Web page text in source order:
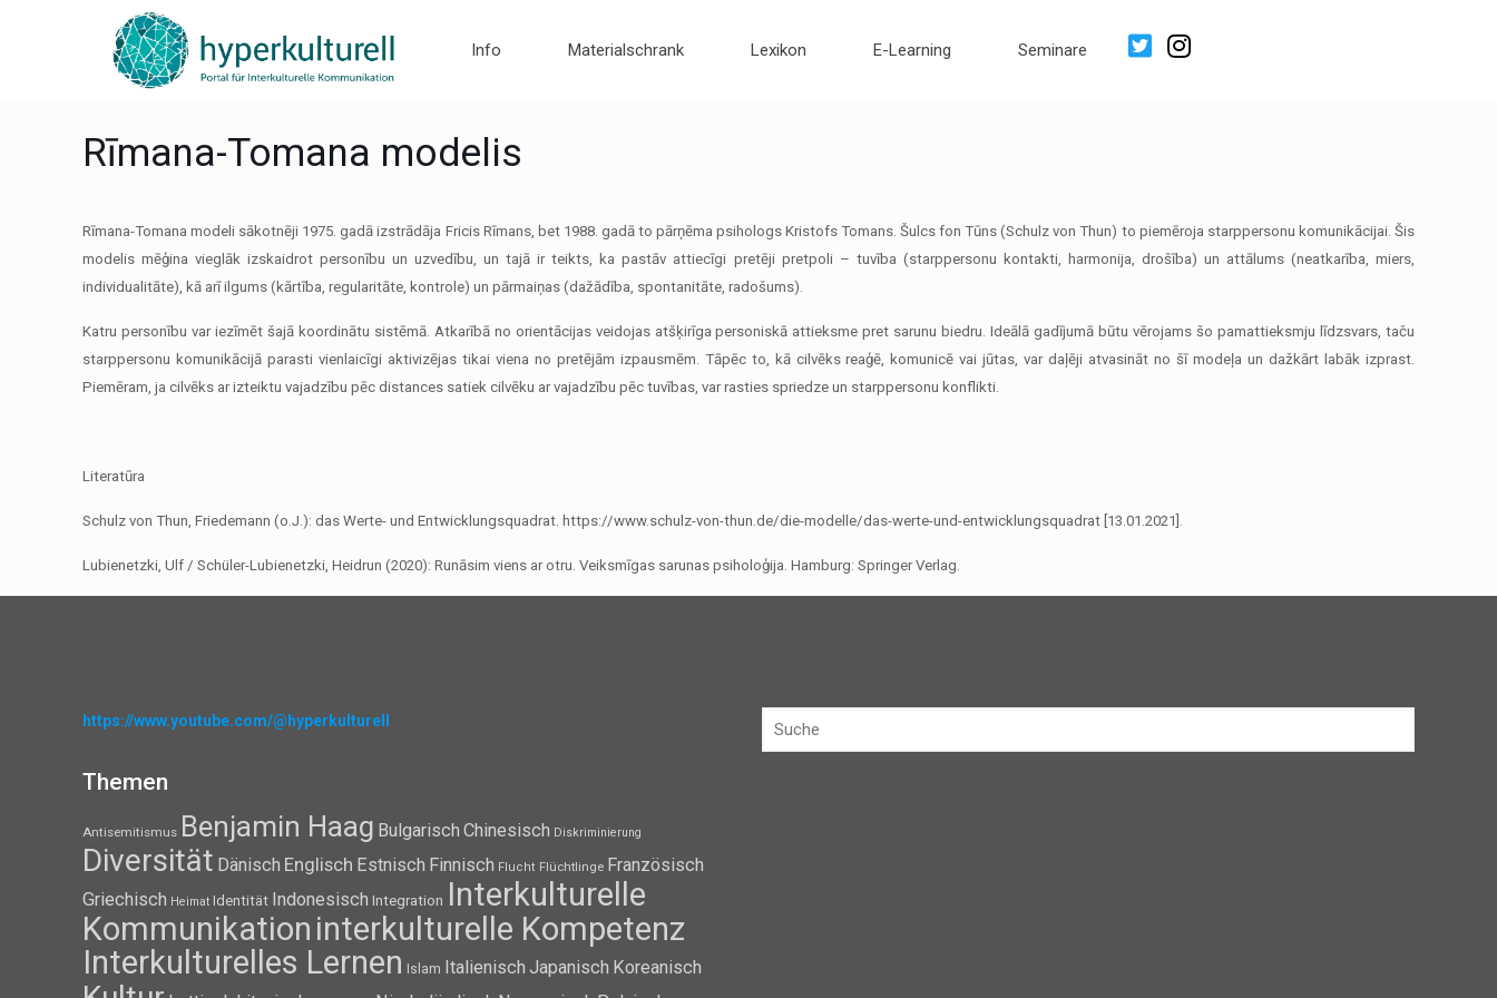
Info Materialschrank Lexikon E-Learning Seminare
Rīmana-Tomana modelis
Rīmana-Tomana modeli sākotnēji 1975. gadā izstrādāja Fricis Rīmans, bet 1988. gadā to pārņēma psihologs Kristofs Tomans. Šulcs fon Tūns (Schulz von Thun) to piemēroja starppersonu komunikācijai. Šis
modelis mēģina vieglāk izskaidrot personību un uzvedību, un tajā ir teikts, ka pastāv attiecīgi pretēji pretpoli – tuvība (starppersonu kontakti, harmonija, drošība) un attālums (neatkarība, miers,
individualitāte), kā arī ilgums (kārtība, regularitāte, kontrole) un pārmaiņas (dažādība, spontanitāte, radošums).
Katru personību var iezīmēt šajā koordinātu sistēmā. Atkarībā no orientācijas veidojas atšķirīga personiskā attieksme pret sarunu biedru. Ideālā gadījumā būtu vērojams šo pamattieksmju līdzsvars, taču
starppersonu komunikācijā parasti vienlaicīgi aktivizējas tikai viena no pretējām izpausmēm. Tāpēc to, kā cilvēks reaģē, komunicē vai jūtas, var daļēji atvasināt no šī modeļa un dažkārt labāk izprast.
Piemēram, ja cilvēks ar izteiktu vajadzību pēc distances satiek cilvēku ar vajadzību pēc tuvības, var rasties spriedze un starppersonu konflikti.
Literatūra
Schulz von Thun, Friedemann (o.J.): das Werte- und Entwicklungsquadrat. https://www.schulz-von-thun.de/die-modelle/das-werte-und-entwicklungsquadrat [13.01.2021].
Lubienetzki, Ulf / Schüler-Lubienetzki, Heidrun (2020): Runāsim viens ar otru. Veiksmīgas sarunas psiholoģija. Hamburg: Springer Verlag.
https://www.youtube.com/@hyperkulturell
Themen
Antisemitismus Benjamin Haag Bulgarisch Chinesisch Diskriminierung
Diversität Dänisch Englisch Estnisch Finnisch Flucht Flüchtlinge Französisch
Griechisch Heimat Identität Indonesisch Integration Interkulturelle
Kommunikation interkulturelle Kompetenz
Interkulturelles Lernen
Islam Italienisch Japanisch Koreanisch